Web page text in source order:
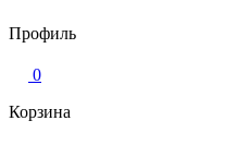
Профиль
0
Корзина